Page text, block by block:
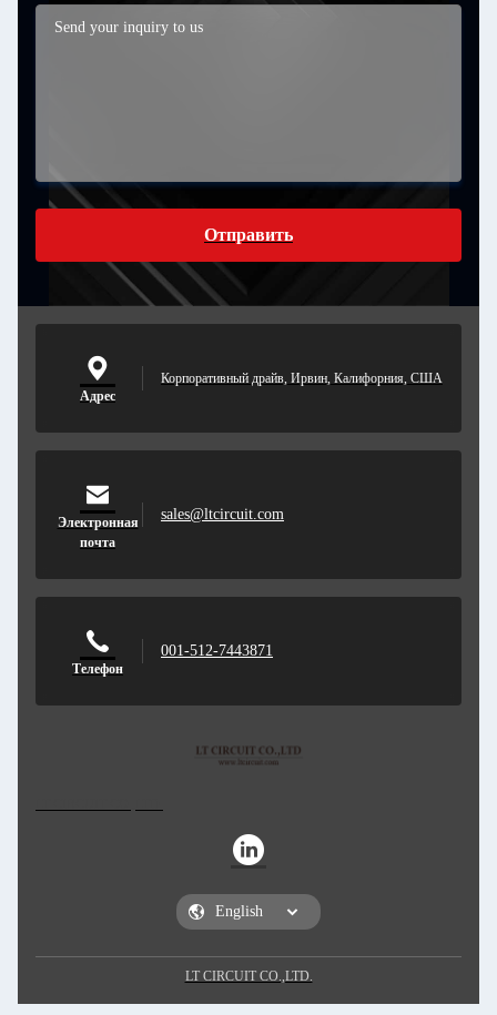
Отправить
Адрес
Корпоративный драйв, Ирвин, Калифорния, США
Электронная
почта
sales@ltcircuit.com
Телефон
001-512-7443871
LT CIRCUIT CO.,LTD.